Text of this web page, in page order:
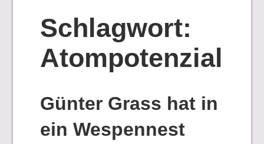
Schlagwort:
Atompotenzial
Günter Grass hat in
ein Wespennest